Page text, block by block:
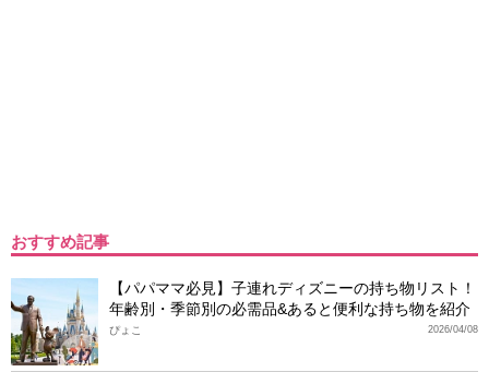
おすすめ記事
【パパママ必見】子連れディズニーの持ち物リスト！
年齢別・季節別の必需品&あると便利な持ち物を紹介
2026/04/08
ぴょこ